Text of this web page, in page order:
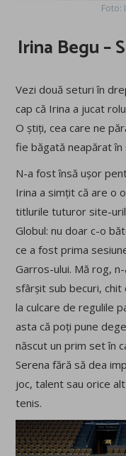
Foto:
Irina Begu –
Vezi două seturi în
cap că Irina a jucat
O știți, cea care ne
fie băgată neapărat
N-a fost însă ușor
Irina a simțit că are o
titlurile tuturor site-
Globul: nu doar c-o
ce a fost prima
Garros-ului. Mă rog,
sfârșit sub becuri,
la culcare de regulile
asta că poți pune
născut un prim set în
Serena fără să dea
joc, talent sau orice
tenis.